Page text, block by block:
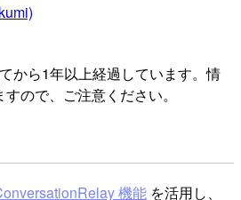
から1年以上経過しています。情
ので、ご注意ください。
機能 を活用し、